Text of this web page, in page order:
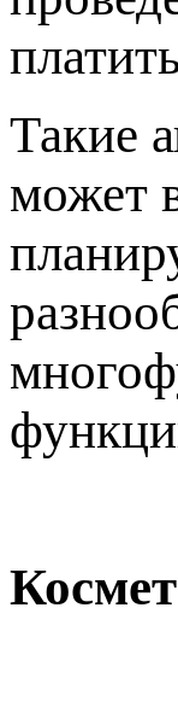
Такие
может